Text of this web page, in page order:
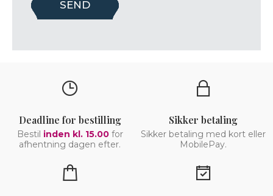
Deadline for bestilling
Bestil inden kl. 15.00for
afhentning dagen efter.
Sikker betaling
Sikker betaling med kort eller
MobilePay.